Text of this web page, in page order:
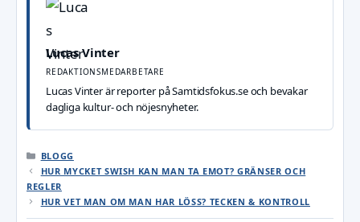
Lucas Vinter
REDAKTIONSMEDARBETARE
Lucas Vinter är reporter på Samtidsfokus.se och bevakar
dagliga kultur- och nöjesnyheter.
KATEGORIER
BLOGG
HUR MYCKET SWISH KAN MAN TA EMOT? GRÄNSER OCH
REGLER
HUR VET MAN OM MAN HAR LÖSS? TECKEN & KONTROLL